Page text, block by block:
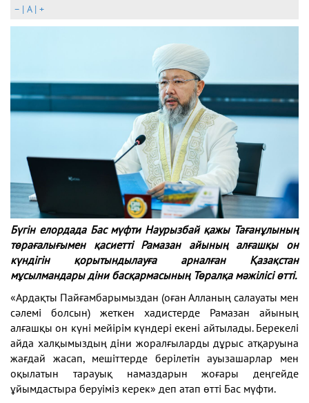
– | A| +
Бүгін елордада Бас мүфти Наурызбай қажы Тағанұлының
төрағалығымен қасиетті Рамазан айының алғашқы он
күндігін қорытындылауға арналған Қазақстан
мұсылмандары діни басқармасының Төралқа мәжілісі өтті.
«Ардақты Пайғамбарымыздан (оған Алланың салауаты мен
сәлемі болсын) жеткен хадистерде Рамазан айының
алғашқы он күні мейірім күндері екені айтылады. Берекелі
айда халқымыздың діни жоралғыларды дұрыс атқаруына
жағдай жасап, мешіттерде берілетін ауызашарлар мен
оқылатын тарауық намаздарын жоғары деңгейде
ұйымдастыра беруіміз керек» деп атап өтті Бас мүфти.